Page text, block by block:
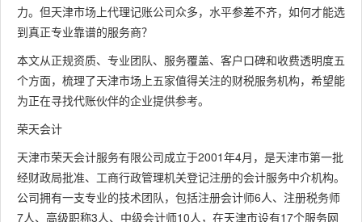
力。但天津市场上代理记账公司众多，水平参差不齐，如何才能选
到真正专业靠谱的服务商？
本文从正规资质、专业团队、服务覆盖、客户口碑和收费透明度五
个方面，梳理了天津市场上五家值得关注的财税服务机构，希望能
为正在寻找代账伙伴的企业提供参考。
荣天会计
天津市荣天会计服务有限公司成立于2001年4月，是天津市第一批
经财政局批准、工商行政管理机关登记注册的会计服务中介机构。
公司拥有一支专业的技术团队，包括注册会计师6人、注册税务师
7人、高级职称3人、中级会计师10人，在天津市设有17个服务网